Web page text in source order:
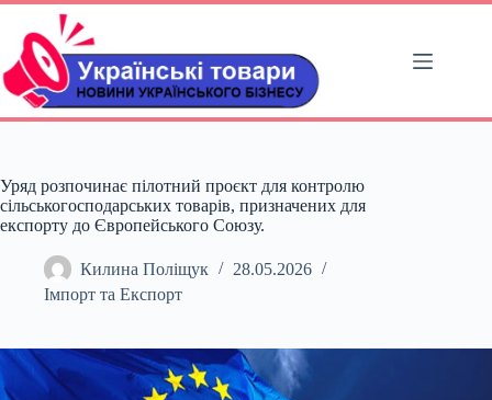
Перейти
вмісту
Уряд розпочинає пілотний проєкт для контролю
сільськогосподарських товарів, призначених для
експорту до Європейського Союзу.
Килина Поліщук
28.05.2026
Імпорт та Експорт